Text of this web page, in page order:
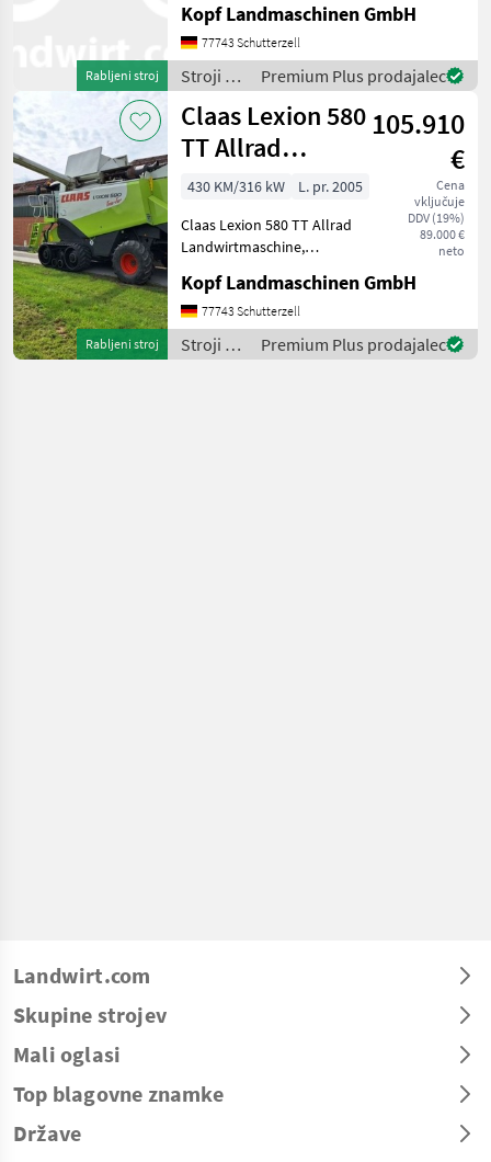
Rabljeni stroj
Trommelstunden (Int.Nr.
17804) AutoContour
Schneidwerksregelung,
Beleuchtung für klappbare
Vorsatzgerät
Kopf Landmaschinen GmbH
77743 Schutterzell
Stroji za
spravilo
-
poljedelstvo
/ Claas
Premium Plus prodajalec
Rabljeni stroj
Claas Lexion 580
TT Allrad
Landwirtmaschine
Merc
105.910
€
Cena
vključuje
DDV (19%)
89.000 €
neto
430 KM/316 kW
L. pr. 2005
Claas Lexion 580 TT Allrad
Landwirtmaschine,
Trommelstunden (Int. Nr.
17804) AutoContour
Schneidwerksregelung,
Beleuchtung für klappbare
Kopf Landmaschinen GmbH
77743 Schutterzell
Stroji za
spravilo
Premium Plus prodajalec
Landwirt.com
Skupine strojev
Mali oglasi
Top blagovne znamke
Države